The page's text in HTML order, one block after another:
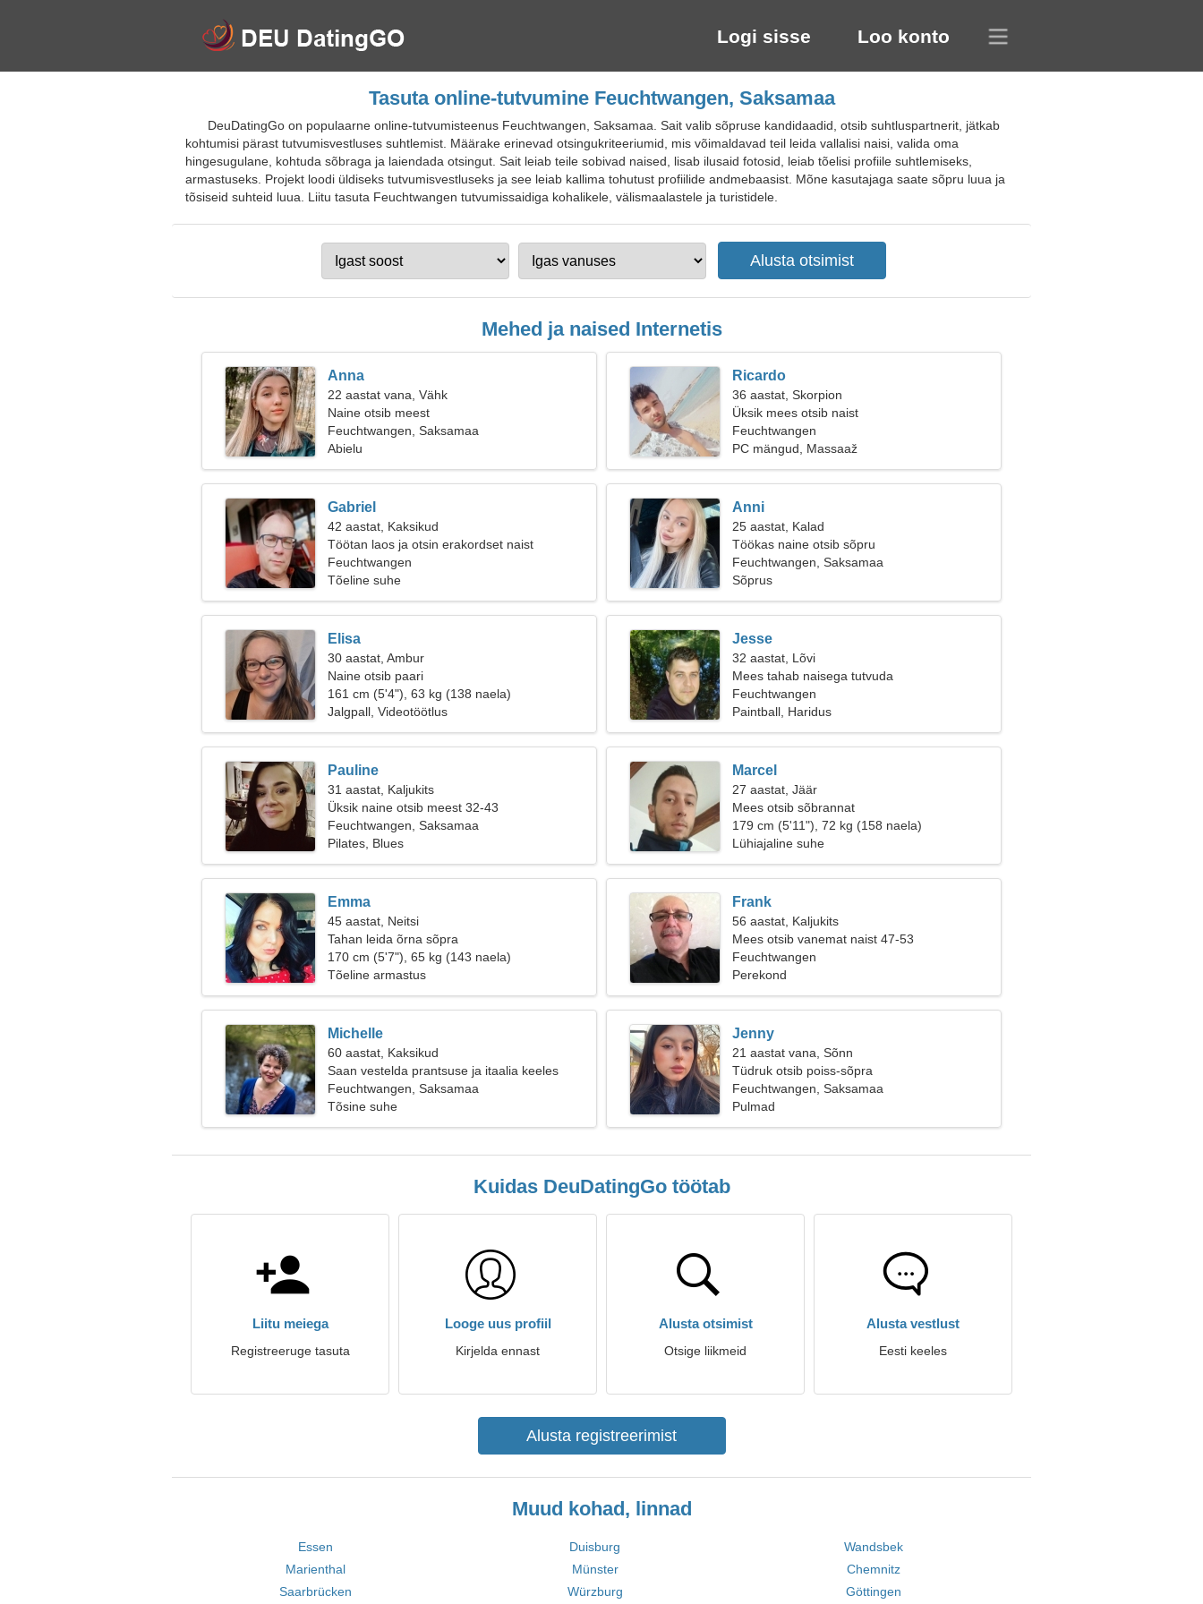
Logi sisse Loo konto
Tasuta online-tutvumine Feuchtwangen, Saksamaa
DeuDatingGo on populaarne online-tutvumisteenus Feuchtwangen, Saksamaa. Sait valib sõpruse kandidaadid, otsib suhtluspartnerit, jätkab
kohtumisi pärast tutvumisvestluses suhtlemist. Määrake erinevad otsingukriteeriumid, mis võimaldavad teil leida vallalisi naisi, valida oma
hingesugulane, kohtuda sõbraga ja laiendada otsingut. Sait leiab teile sobivad naised, lisab ilusaid fotosid, leiab tõelisi profiile suhtlemiseks,
armastuseks. Projekt loodi üldiseks tutvumisvestluseks ja see leiab kallima tohutust profiilide andmebaasist. Mõne kasutajaga saate sõpru luua ja
tõsiseid suhteid luua. Liitu tasuta Feuchtwangen tutvumissaidiga kohalikele, välismaalastele ja turistidele.
Mehed ja naised Internetis
Anna
22 aastat vana, Vähk
Naine otsib meest
Feuchtwangen, Saksamaa
Abielu
Ricardo
36 aastat, Skorpion
Üksik mees otsib naist
Feuchtwangen
PC mängud, Massaaž
Gabriel
42 aastat, Kaksikud
Töötan laos ja otsin erakordset naist
Feuchtwangen
Tõeline suhe
Anni
25 aastat, Kalad
Töökas naine otsib sõpru
Feuchtwangen, Saksamaa
Sõprus
Elisa
30 aastat, Ambur
Naine otsib paari
161 cm (5'4"), 63 kg (138 naela)
Jalgpall, Videotöötlus
Jesse
32 aastat, Lõvi
Mees tahab naisega tutvuda
Feuchtwangen
Paintball, Haridus
Pauline
31 aastat, Kaljukits
Üksik naine otsib meest 32-43
Feuchtwangen, Saksamaa
Pilates, Blues
Marcel
27 aastat, Jäär
Mees otsib sõbrannat
179 cm (5'11"), 72 kg (158 naela)
Lühiajaline suhe
Emma
45 aastat, Neitsi
Tahan leida õrna sõpra
170 cm (5'7"), 65 kg (143 naela)
Tõeline armastus
Frank
56 aastat, Kaljukits
Mees otsib vanemat naist 47-53
Feuchtwangen
Perekond
Michelle
60 aastat, Kaksikud
Saan vestelda prantsuse ja itaalia keeles
Feuchtwangen, Saksamaa
Tõsine suhe
Jenny
21 aastat vana, Sõnn
Tüdruk otsib poiss-sõpra
Feuchtwangen, Saksamaa
Pulmad
Kuidas DeuDatingGo töötab
Liitu meiega
Registreeruge tasuta
Looge uus profiil
Kirjelda ennast
Alusta otsimist
Otsige liikmeid
Alusta vestlust
Eesti keeles
Alusta registreerimist
Muud kohad, linnad
Essen Duisburg
Wandsbek
Marienthal
Münster
Chemnitz
Saarbrücken
Würzburg Göttingen